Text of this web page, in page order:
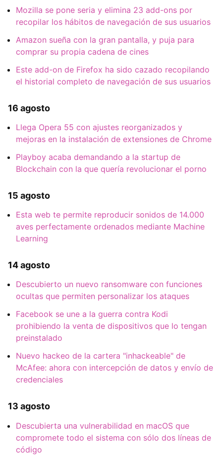
Mozilla se pone seria y elimina 23 add-ons por
recopilar los hábitos de navegación de sus usuarios
Amazon sueña con la gran pantalla, y puja para
comprar su propia cadena de cines
Este add-on de Firefox ha sido cazado recopilando
el historial completo de navegación de sus usuarios
16 agosto
Llega Opera 55 con ajustes reorganizados y
mejoras en la instalación de extensiones de Chrome
Playboy acaba demandando a la startup de
Blockchain con la que quería revolucionar el porno
15 agosto
Esta web te permite reproducir sonidos de 14.000
aves perfectamente ordenados mediante Machine
Learning
14 agosto
Descubierto un nuevo ransomware con funciones
ocultas que permiten personalizar los ataques
Facebook se une a la guerra contra Kodi
prohibiendo la venta de dispositivos que lo tengan
preinstalado
Nuevo hackeo de la cartera "inhackeable" de
McAfee: ahora con intercepción de datos y envío de
credenciales
13 agosto
Descubierta una vulnerabilidad en macOS que
compromete todo el sistema con sólo dos líneas de
código